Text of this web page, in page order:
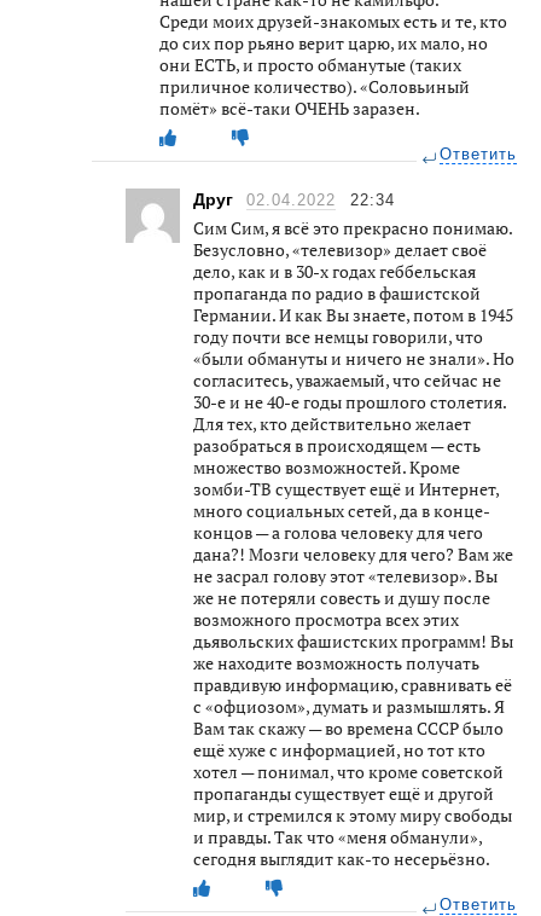
Среди моих друзей-знакомых есть и те, кто
до сих пор рьяно верит царю, их мало, но
они ЕСТЬ, и просто обманутые (таких
приличное количество). «Соловьиный
помёт» всё-таки ОЧЕНЬ заразен.
Ответить
Друг 02.04.2022 22:34
Сим Сим, я всё это прекрасно понимаю.
Безусловно, «телевизор» делает своё
дело, как и в 30-х годах геббельская
пропаганда по радио в фашистской
Германии. И как Вы знаете, потом в 1945
году почти все немцы говорили, что
«были обмануты и ничего не знали». Но
согласитесь, уважаемый, что сейчас не
30-е и не 40-е годы прошлого столетия.
Для тех, кто действительно желает
разобраться в происходящем — есть
множество возможностей. Кроме
зомби-ТВ существует ещё и Интернет,
много социальных сетей, да в конце-
концов — а голова человеку для чего
дана?! Мозги человеку для чего? Вам же
не засрал голову этот «телевизор». Вы
же не потеряли совесть и душу после
возможного просмотра всех этих
дьявольских фашистских программ! Вы
же находите возможность получать
правдивую информацию, сравнивать её
с «офциозом», думать и размышлять. Я
Вам так скажу — во времена СССР было
ещё хуже с информацией, но тот кто
хотел — понимал, что кроме советской
пропаганды существует ещё и другой
мир, и стремился к этому миру свободы
и правды. Так что «меня обманули»,
сегодня выглядит как-то несерьёзно.
Ответить